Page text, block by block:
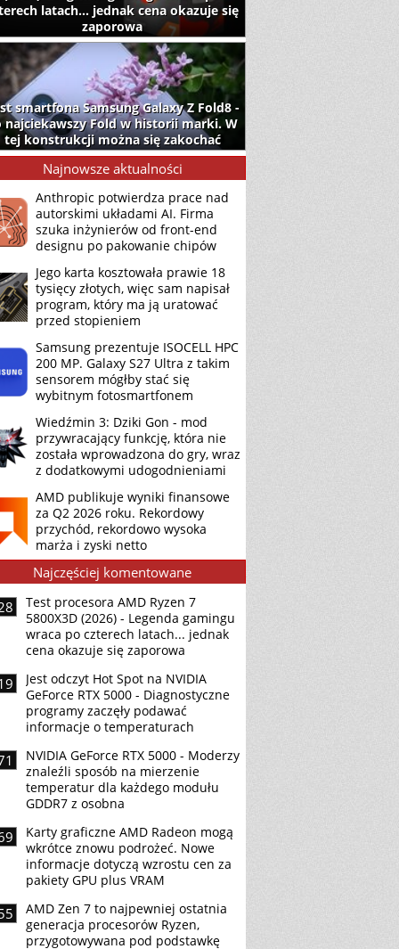
latach... jednak cena okazuje się
zaporowa
smartfona Samsung Galaxy Z Fold8 -
najciekawszy Fold w historii marki. W
tej konstrukcji można się zakochać
Najnowsze aktualności
Anthropic potwierdza prace nad
autorskimi układami AI. Firma
szuka inżynierów od front-end
designu po pakowanie chipów
Jego karta kosztowała prawie 18
tysięcy złotych, więc sam napisał
program, który ma ją uratować
przed stopieniem
Samsung prezentuje ISOCELL HPC
200 MP. Galaxy S27 Ultra z takim
sensorem mógłby stać się
wybitnym fotosmartfonem
Wiedźmin 3: Dziki Gon - mod
przywracający funkcję, która nie
została wprowadzona do gry, wraz
z dodatkowymi udogodnieniami
AMD publikuje wyniki finansowe
za Q2 2026 roku. Rekordowy
przychód, rekordowo wysoka
marża i zyski netto
Najczęściej komentowane
Test procesora AMD Ryzen 7
5800X3D (2026) - Legenda gamingu
wraca po czterech latach... jednak
cena okazuje się zaporowa
Jest odczyt Hot Spot na NVIDIA
GeForce RTX 5000 - Diagnostyczne
programy zaczęły podawać
informacje o temperaturach
NVIDIA GeForce RTX 5000 - Moderzy
znaleźli sposób na mierzenie
temperatur dla każdego modułu
GDDR7 z osobna
Karty graficzne AMD Radeon mogą
wkrótce znowu podrożeć. Nowe
informacje dotyczą wzrostu cen za
pakiety GPU plus VRAM
AMD Zen 7 to najpewniej ostatnia
generacja procesorów Ryzen,
przygotowywana pod podstawkę